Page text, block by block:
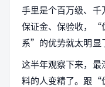
手里是个百万级、千
保证金、保验收，
系”的优势就太明显
这半年观察下来，最
料的人变精了。跟“